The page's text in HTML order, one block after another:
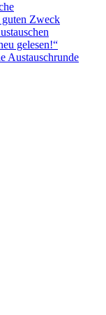
Zweck
gelesen!“
Austauschrunde